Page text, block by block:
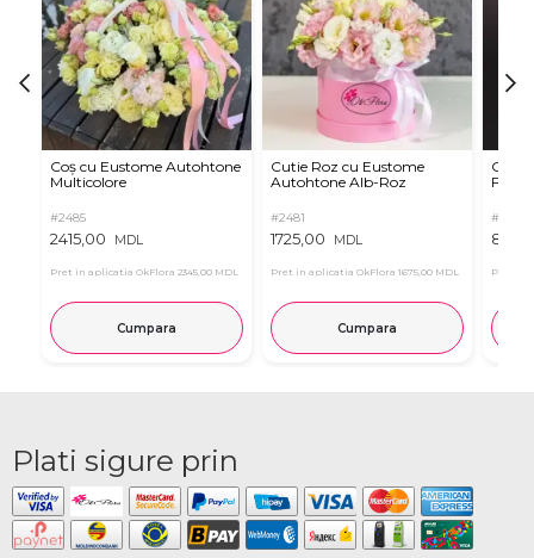
Coș cu Eustome Autohtone
Multicolore
#2485
2415,00 MDL
Pret in aplicatia OkFlora 2345,00 MDL
Cumpara
Cutie Roz cu Eustome
Autohtone Alb-Roz
#2481
1725,00 MDL
Pret in aplicatia OkFlora 1675,00 MDL
Cumpara
Cutie
#2854
Pret in
Plati sigure prin